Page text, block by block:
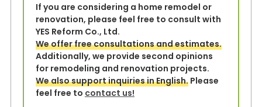
If you are considering a home remodel or
renovation, please feel free to consult with
YES Reform Co., Ltd.
We offer free consultations and estimates.
Additionally, we provide second opinions
for remodeling and renovation projects.
We also support inquiries in English.Please
feel free to contact us!